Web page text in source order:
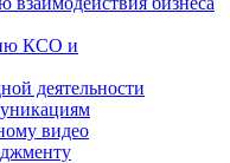
КСО и
деятельности
видео